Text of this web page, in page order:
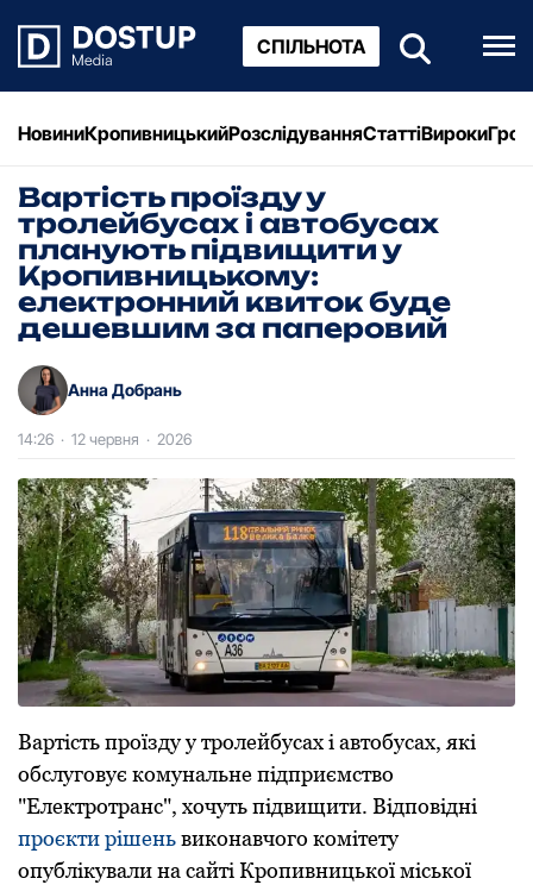
СПІЛЬНОТА
НовиниКропивницькийРозслідуванняСтаттіВироки
Вартість проїзду у
тролейбусах і автобусах
планують підвищити у
Кропивницькому:
електронний квиток буде
дешевшим за паперовий
Анна Добрань
14:26 · 12 червня · 2026
Вартість проїзду у тролейбусах і автобусах, які
обслуговує комунальне підприємство
"Електротранс", хочуть підвищити. Відповідні
проєкти рішеньвиконавчого комітету
опублікували на сайті Кропивницької міської